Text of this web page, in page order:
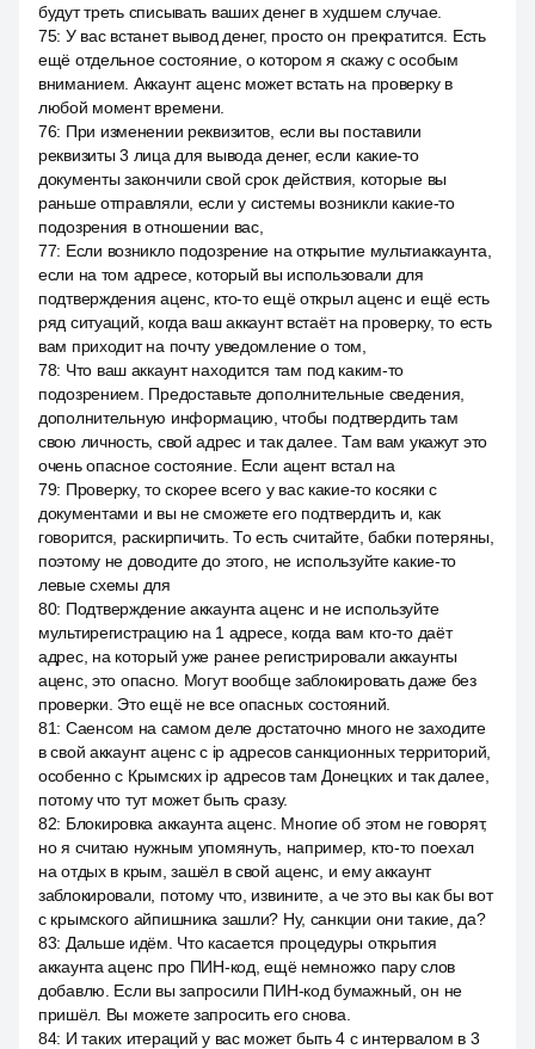
будут треть списывать ваших денег в худшем случае.
75: У вас встанет вывод денег, просто он прекратится. Есть
ещё отдельное состояние, о котором я скажу с особым
вниманием. Аккаунт аценс может встать на проверку в
любой момент времени.
76: При изменении реквизитов, если вы поставили
реквизиты 3 лица для вывода денег, если какие-то
документы закончили свой срок действия, которые вы
раньше отправляли, если у системы возникли какие-то
подозрения в отношении вас,
77: Если возникло подозрение на открытие мультиаккаунта,
если на том адресе, который вы использовали для
подтверждения аценс, кто-то ещё открыл аценс и ещё есть
ряд ситуаций, когда ваш аккаунт встаёт на проверку, то есть
вам приходит на почту уведомление о том,
78: Что ваш аккаунт находится там под каким-то
подозрением. Предоставьте дополнительные сведения,
дополнительную информацию, чтобы подтвердить там
свою личность, свой адрес и так далее. Там вам укажут это
очень опасное состояние. Если ацент встал на
79: Проверку, то скорее всего у вас какие-то косяки с
документами и вы не сможете его подтвердить и, как
говорится, раскирпичить. То есть считайте, бабки потеряны,
поэтому не доводите до этого, не используйте какие-то
левые схемы для
80: Подтверждение аккаунта аценс и не используйте
мультирегистрацию на 1 адресе, когда вам кто-то даёт
адрес, на который уже ранее регистрировали аккаунты
аценс, это опасно. Могут вообще заблокировать даже без
проверки. Это ещё не все опасных состояний.
81: Саенсом на самом деле достаточно много не заходите
в свой аккаунт аценс с ip адресов санкционных территорий,
особенно с Крымских ip адресов там Донецких и так далее,
потому что тут может быть сразу.
82: Блокировка аккаунта аценс. Многие об этом не говорят,
но я считаю нужным упомянуть, например, кто-то поехал
на отдых в крым, зашёл в свой аценс, и ему аккаунт
заблокировали, потому что, извините, а че это вы как бы вот
с крымского айпишника зашли? Ну, санкции они такие, да?
83: Дальше идём. Что касается процедуры открытия
аккаунта аценс про ПИН-код, ещё немножко пару слов
добавлю. Если вы запросили ПИН-код бумажный, он не
пришёл. Вы можете запросить его снова.
84: И таких итераций у вас может быть 4 с интервалом в 3